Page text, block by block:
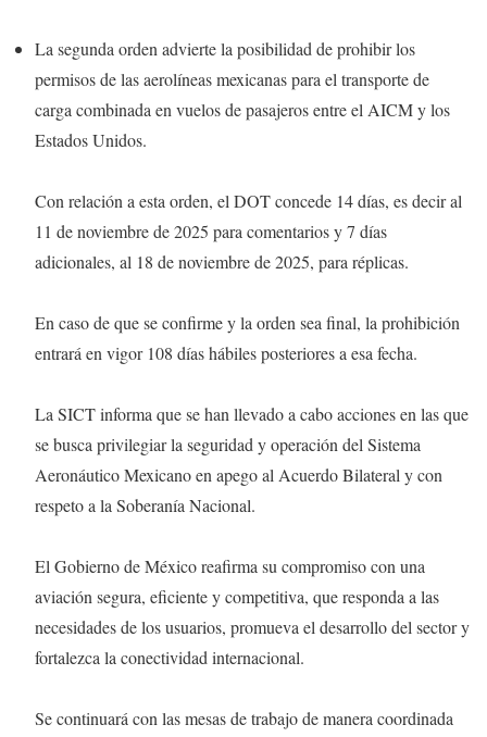
La segunda orden advierte la posibilidad de prohibir los
permisos de las aerolíneas mexicanas para el transporte de
carga combinada en vuelos de pasajeros entre el AICM y los
Estados Unidos.
Con relación a esta orden, el DOT concede 14 días, es decir al
11 de noviembre de 2025 para comentarios y 7 días
adicionales, al 18 de noviembre de 2025, para réplicas.
En caso de que se confirme y la orden sea final, la prohibición
entrará en vigor 108 días hábiles posteriores a esa fecha.
La SICT informa que se han llevado a cabo acciones en las que
se busca privilegiar la seguridad y operación del Sistema
Aeronáutico Mexicano en apego al Acuerdo Bilateral y con
respeto a la Soberanía Nacional.
El Gobierno de México reafirma su compromiso con una
aviación segura, eficiente y competitiva, que responda a las
necesidades de los usuarios, promueva el desarrollo del sector y
fortalezca la conectividad internacional.
Se continuará con las mesas de trabajo de manera coordinada